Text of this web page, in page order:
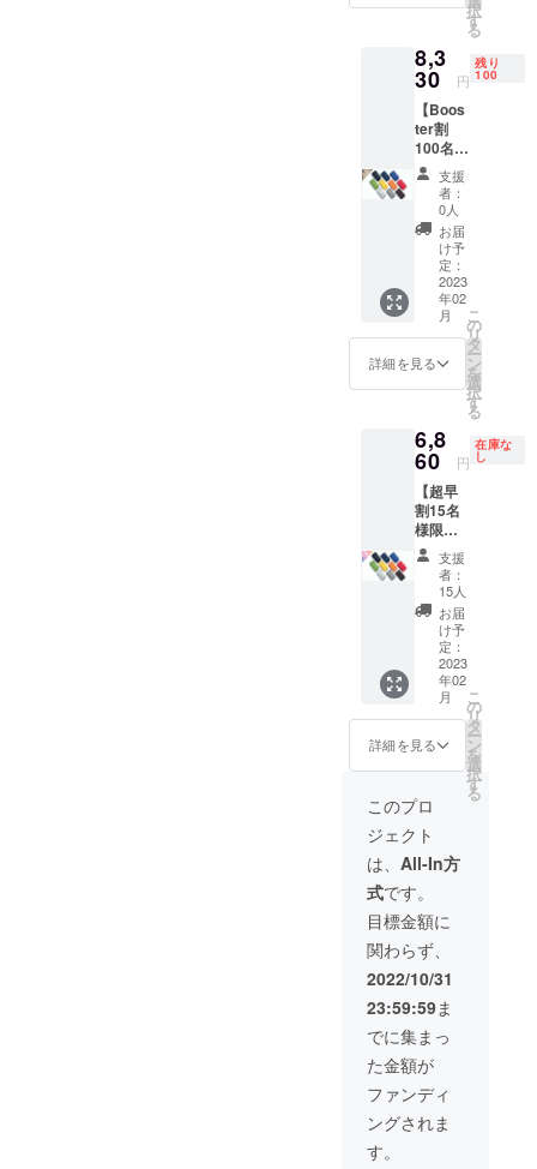
W10.8×
2.4cm
革 :ア
ドリア
(イタリ
ア産牛
革) 生
産:日本
択
す
る
8,3
30 円
残り
100
【Boos
ter割
100名様
限定】
お好き
な色の
Kururi
2.0を1
点 一般
販売予
定価格
9,800円
(送料、
消費税
込み)の
15%off
の中か
らお好
みの色
をお選
び下さ
い。 上
段左よ
りブ
ラッ
ク、ネ
ビー、
ブルー
中段左
よりラ
イトグ
リー
ロー、
オレン
ジ、
レッド
下段左
よりラ
イトグ
レー、
チャ
コー
ル、
チョコ
寸法:
W10.8×
H6.1×D
2.4cm
革 :ア
ドリア
支援
者：
0人
お届
け予
定：
2023
年02
月
詳細を見る
こ
の
リ
タ
ー
ン
を
選
択
す
る
6,8
60 円
在庫な
し
【超早
割15名
様限
定】お
好きな
色の
Kururi
2.0を1
点 一般
販売予
定価格
9,800円
(送料、
消費税
込み)の
30%off
全10色
の中か
らお好
みの色
をお選
び下さ
い。 上
段左よ
りブ
ラッ
ク、ネ
イ
ビー、
ブルー
中段左
よりラ
イトグ
リー
支援
者：
15人
お届
け予
定：
2023
年02
月
詳細を見る
こ
の
リ
タ
ー
ン
を
選
択
す
る
このプロ
ジェクト
は、 All-In方
式です。
目標金額に
関わらず、
2022/10/31
23:59:59ま
でに集まっ
た金額が
ファンディ
ングされま
す。